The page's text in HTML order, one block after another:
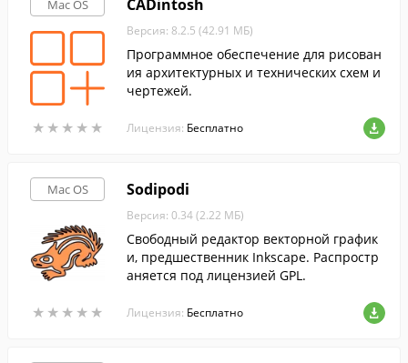
Mac OS
★ ★ ★ ★ ★
★ ★ ★ ★ ★
CADintosh
Версия: 8.2.5 (42.91 МБ)
Программное обеспечение для рисован
ия архитектурных и технических схем и
чертежей.
Лицензия: Бесплатно
Mac OS
★ ★ ★ ★ ★
★ ★ ★ ★ ★
Sodipodi
Версия: 0.34 (2.22 МБ)
Свободный редактор векторной график
и, предшественник Inkscape. Распростр
аняется под лицензией GPL.
Лицензия: Бесплатно